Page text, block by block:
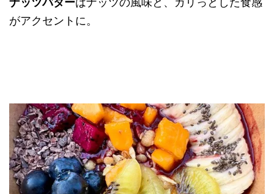
がアクセントに。